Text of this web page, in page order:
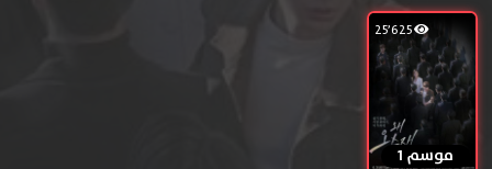
موسم 1